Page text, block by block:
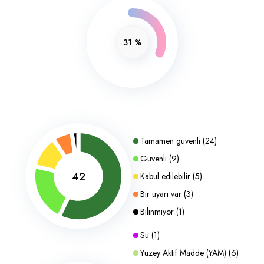
31 %
42
Tamamen güvenli (24)
Güvenli (9)
Kabul edilebilir (5)
Bir uyarı var (3)
Bilinmiyor (1)
Su (1)
Yüzey Aktif Madde (YAM) (6)